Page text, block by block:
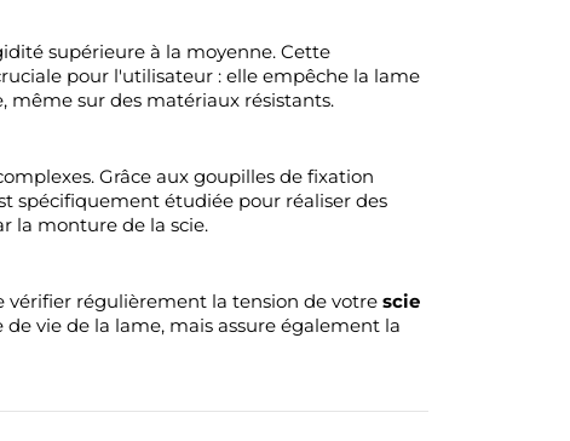
supérieure à la moyenne. Cette
pour l'utilisateur : elle empêche la lame
même sur des matériaux résistants.
Grâce aux goupilles de fixation
spécifiquement étudiée pour réaliser des
la monture de la scie.
vérifier régulièrement la tension de votre scie
vie de la lame, mais assure également la